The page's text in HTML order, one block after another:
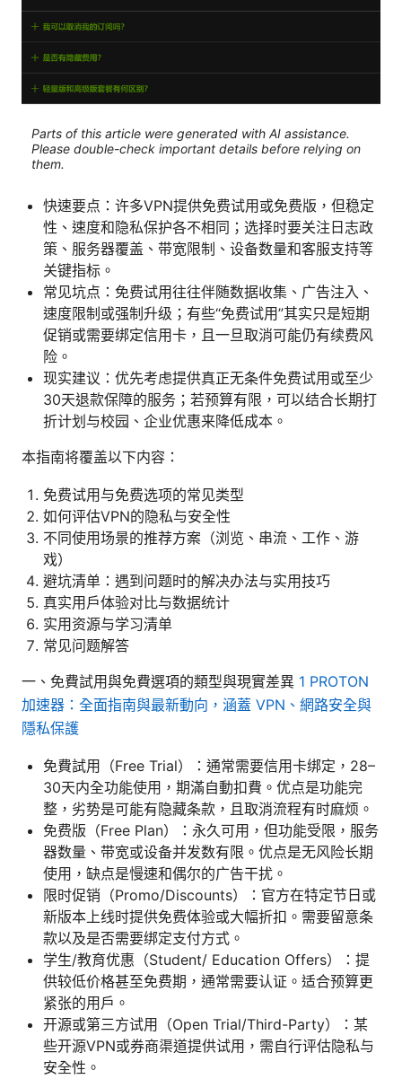
Parts of this article were generated with AI assistance.
Please double-check important details before relying on
them.
快速要点：许多VPN提供免费试用或免费版，但稳定
性、速度和隐私保护各不相同；选择时要关注日志政
策、服务器覆盖、带宽限制、设备数量和客服支持等
关键指标。
常见坑点：免费试用往往伴随数据收集、广告注入、
速度限制或强制升级；有些“免费试用”其实只是短期
促销或需要绑定信用卡，且一旦取消可能仍有续费风
险。
现实建议：优先考虑提供真正无条件免费试用或至少
30天退款保障的服务；若预算有限，可以结合长期打
折计划与校园、企业优惠来降低成本。
本指南将覆盖以下内容：
免费试用与免费选项的常见类型
如何评估VPN的隐私与安全性
不同使用场景的推荐方案（浏览、串流、工作、游
戏）
避坑清单：遇到问题时的解决办法与实用技巧
真实用户体验对比与数据统计
实用资源与学习清单
常见问题解答
一、免費試用與免費選項的類型與現實差異 1 PROTON
加速器：全面指南與最新動向，涵蓋 VPN、網路安全與
隱私保護
免費試用（Free Trial）：通常需要信用卡绑定，28–
30天内全功能使用，期滿自動扣費。优点是功能完
整，劣势是可能有隐藏条款，且取消流程有时麻烦。
免费版（Free Plan）：永久可用，但功能受限，服务
器数量、带宽或设备并发数有限。优点是无风险长期
使用，缺点是慢速和偶尔的广告干扰。
限时促销（Promo/Discounts）：官方在特定节日或
新版本上线时提供免费体验或大幅折扣。需要留意条
款以及是否需要绑定支付方式。
学生/教育优惠（Student/ Education Offers）：提
供较低价格甚至免费期，通常需要认证。适合预算更
紧张的用户。
开源或第三方试用（Open Trial/Third-Party）：某
些开源VPN或券商渠道提供试用，需自行评估隐私与
安全性。